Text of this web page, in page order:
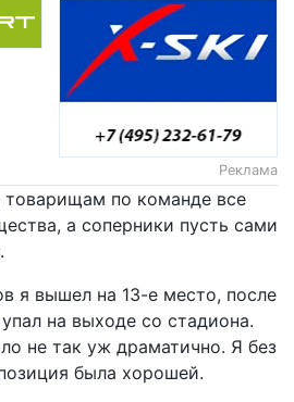
Реклама
по команде все
а соперники пусть сами
я вышел на 13-е место, после
на выходе со стадиона.
не так уж драматично. Я без
была хорошей.